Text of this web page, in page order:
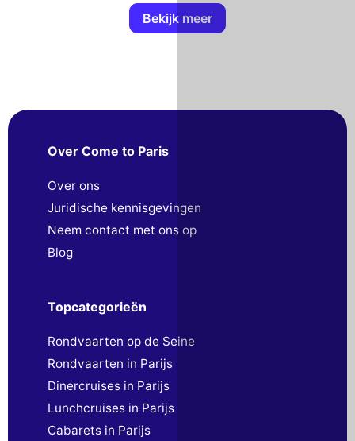
Bekijk meer
Over Come to Paris
Over ons
Juridische kennisgevingen
Neem contact met ons op
Blog
Topcategorieën
Rondvaarten op de Seine
Rondvaarten in Parijs
Dinercruises in Parijs
Lunchcruises in Parijs
Cabarets in Parijs